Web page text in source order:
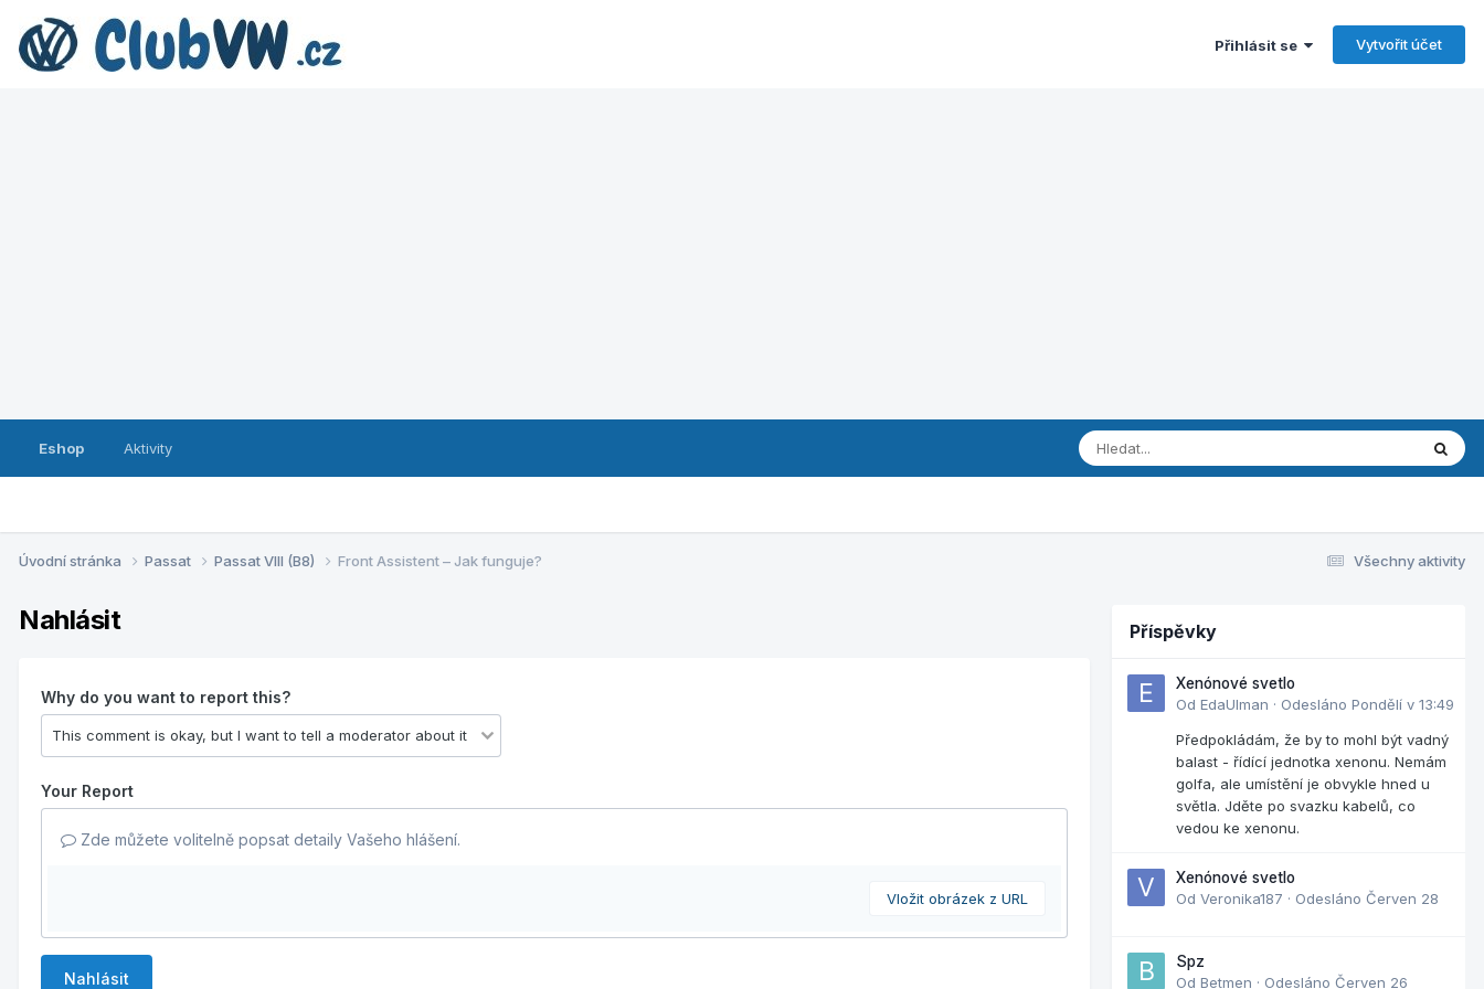
Přihlásit se Vytvořit účet
Eshop Aktivity
Všechny aktivity
Úvodní stránka Passat Passat VIII (B8) Front Assistent – Jak funguje?
Nahlásit
Why do you want to report this?
Your Report
Zde můžete volitelně popsat detaily Vašeho hlášení.
Vložit obrázek z URL
Nahlásit
Příspěvky
Xenónové svetlo
Od EdaUlman · Odesláno Pondělí v 13:49
Předpokládám, že by to mohl být vadný
balast - řídící jednotka xenonu. Nemám
golfa, ale umístění je obvykle hned u
světla. Jděte po svazku kabelů, co
vedou ke xenonu.
Xenónové svetlo
Od Veronika187 · Odesláno Červen 28
Spz
Od Betmen · Odesláno Červen 26